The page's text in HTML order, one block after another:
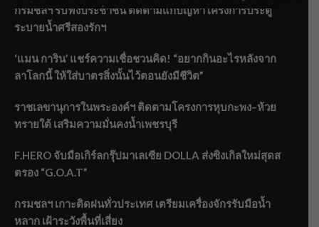
กรมชลฯ รับฟังประชาชน ติดตามแก้ปัญหาโครงการประตู
ระบายน้ำศรีสองรักฯ
‘แมน การิน’ แชร์ความเชื่อชวนคิด! “อยากกินอะไรหลังจาก
ลาโลกนี้ ให้ใส่บาตรสิ่งนั้นไว้ตอนยังมีชีวิต”
ราชเลขานุการในพระองค์ฯ ติดตามโครงการหุบกะพง–ห้วย
ทรายใต้ เสริมความมั่นคงน้ำเพชรบุรี
F.HERO จับมือเกิร์ลกรุ๊ปมาเลเซีย DOLLA ส่งซิงเกิลใหม่สุดส
ตรอง “G.O.A.T”
กรมชลฯ เกาะติดฝนทั่วประเทศ เตรียมเครื่องจักรรับมือน้ำ
หลาก เฝ้าระวังพื้นที่เสี่ยง